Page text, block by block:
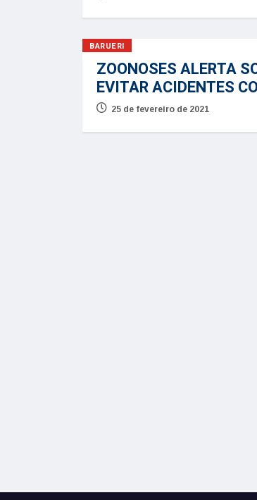
BARUERI
ZOONOSES ALERTA
EVITAR ACIDENTES
25 de fevereiro de 2021